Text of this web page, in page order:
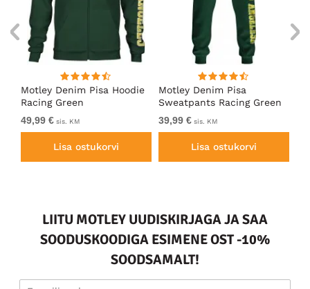
Motley Denim Pisa Hoodie
Racing Green
49,99 € sis. KM
Lisa ostukorvi
Motley Denim Pisa
Sweatpants Racing Green
39,99 € sis. KM
Lisa ostukorvi
LIITU MOTLEY UUDISKIRJAGA JA SAA
SOODUSKOODIGA ESIMENE OST -10%
SOODSAMALT!